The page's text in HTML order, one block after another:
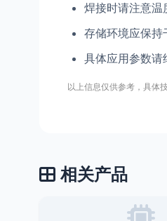
焊接时请注意温
存储环境应保持
具体应用参数请
以上信息仅供参考，具体
相关产品